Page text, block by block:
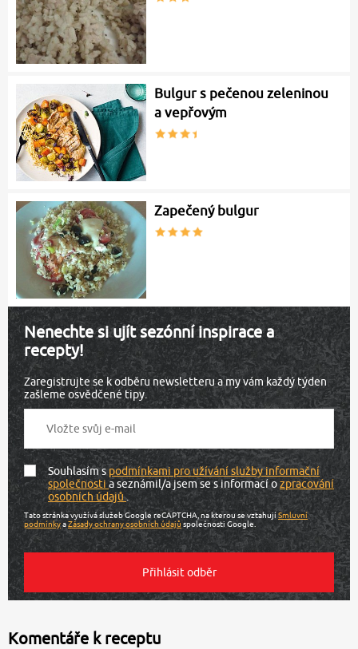
Bulgur s pečenou zeleninou
a vepřovým
Zapečený bulgur
Nenechte si ujít sezónní inspirace a
recepty!
Zaregistrujte se k odběru newsletteru a my vám každý týden
zašleme osvědčené tipy.
Souhlasím spodmínkami pro užívání služby informační
společnostia seznámil/a jsem se s informací ozpracování
osobních údajů.
Tato stránka využívá služeb Google reCAPTCHA, na kterou se vztahujíSmluvní
podmínkyaZásady ochrany osobních údajů společnosti Google.
Komentáře k receptu